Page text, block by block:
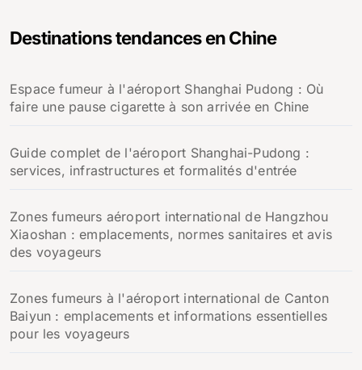
r
e
r
Destinations tendances en Chine
Espace fumeur à l'aéroport Shanghai Pudong : Où
faire une pause cigarette à son arrivée en Chine
Guide complet de l'aéroport Shanghai-Pudong :
services, infrastructures et formalités d'entrée
Zones fumeurs aéroport international de Hangzhou
Xiaoshan : emplacements, normes sanitaires et avis
des voyageurs
Zones fumeurs à l'aéroport international de Canton
Baiyun : emplacements et informations essentielles
pour les voyageurs